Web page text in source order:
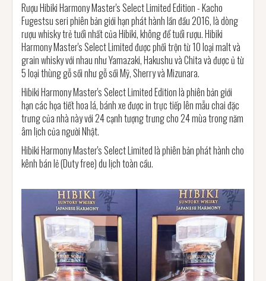
Rượu Hibiki Harmony Master's Select Limited Edition - Kacho
Fugestsu seri phiên bản giới hạn phát hành lần đầu 2016, là dòng
rượu whisky trẻ tuổi nhất của Hibiki, không để tuổi rượu. Hibiki
Harmony Master's Select Limited được phối trộn từ 10 loại malt và
grain whisky với nhau như Yamazaki, Hakushu và Chita và được ủ từ
5 loại thùng gỗ sồi như gỗ sồi Mỹ, Sherry và Mizunara.
Hibiki Harmony Master's Select Limited Edition là phiên bản giới
hạn các họa tiết hoa lá, bánh xe được in trực tiếp lên mẫu chai đặc
trưng của nhà này với 24 cạnh tượng trưng cho 24 mùa trong năm
âm lịch của người Nhật.
Hibiki Harmony Master's Select Limited là phiên bản phát hành cho
kênh bán lẻ (Duty free) du lịch toàn cầu.